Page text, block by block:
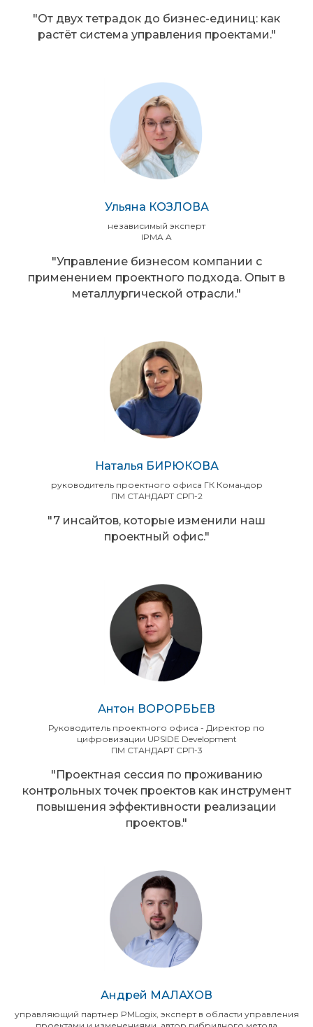
"От двух тетрадок до бизнес-единиц: как
растёт система управления проектами."
Ульяна КОЗЛОВА
независимый эксперт
IPMA A
"Управление бизнесом компании с
применением проектного подхода. Опыт в
металлургической отрасли."
Наталья БИРЮКОВА
руководитель проектного офиса ГК Командор
ПМ СТАНДАРТ СРП-2
"7 инсайтов, которые изменили наш
проектный офис."
Антон ВОРОРБЬЕВ
Руководитель проектного офиса - Директор по
цифровизации UPSIDE Development
ПМ СТАНДАРТ СРП-3
"Проектная сессия по проживанию
контрольных точек проектов как инструмент
повышения эффективности реализации
проектов."
Андрей МАЛАХОВ
управляющий партнер PMLogix, эксперт в области управления